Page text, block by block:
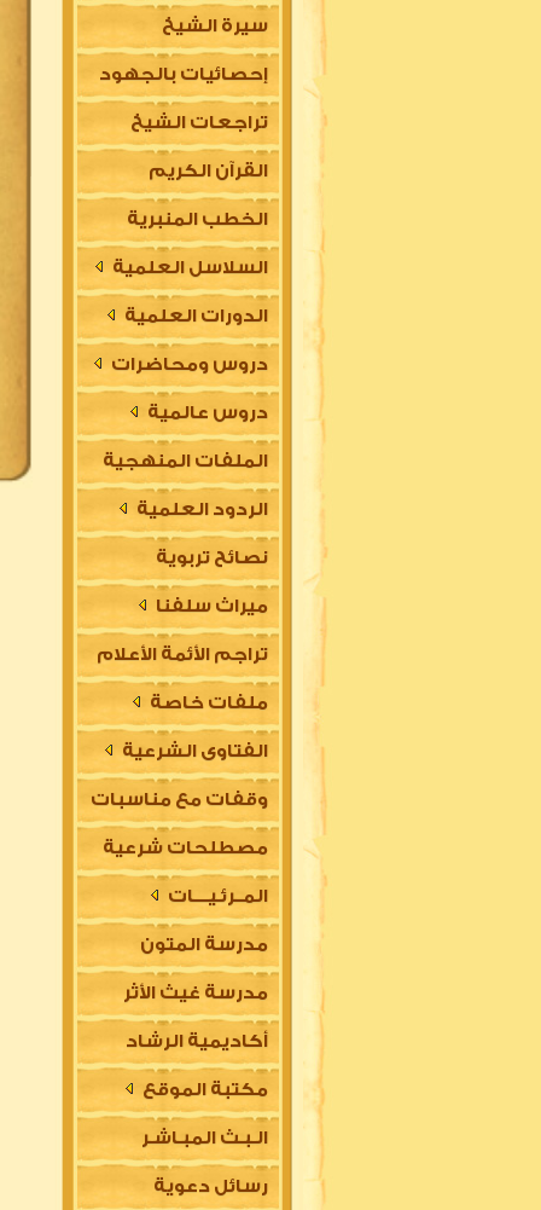
سيرة الشيخ
إحصائيات بالجهود
تراجعات الشيخ
القرآن الكريم
الخطب المنبرية
السلاسل العلمية
الدورات العلمية
دروس ومحاضرات
دروس عالمية
الملفات المنهجية
الردود العلمية
نصائح تربوية
ميراث سلفنا
تراجم الأئمة الأعلام
ملفات خاصة
الفتاوى الشرعية
وقفات مع مناسبات
مصطلحات شرعية
المــرئـيــــات
مدرسة المتون
العلمية
مدرسة غيث الأثر
السلفية
أكاديمية الرشاد
العلمية للتأسيس
في مقدمات العلوم
الشرعية (للتعليم
مكتبة الموقع
الـبـث المبـاشـر
رسائل دعوية